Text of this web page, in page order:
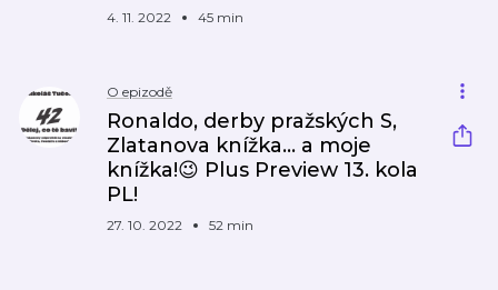
4. 11. 2022 45 min
O epizodě
Ronaldo, derby pražských S,
Zlatanova knížka... a moje
knížka!😉 Plus Preview 13. kola
PL!
27. 10. 2022 52 min